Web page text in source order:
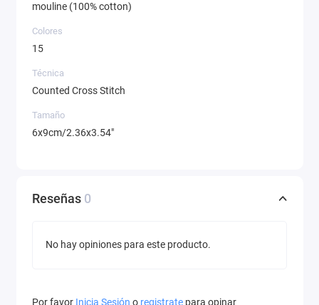
mouline (100% cotton)
Colores
15
Técnica
Counted Cross Stitch
Tamaño
6x9cm/2.36x3.54"
Reseñas 0
No hay opiniones para este producto.
Por favor Inicia Sesión o registrate para opinar